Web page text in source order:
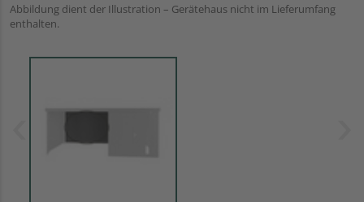
Abbildung dient der Illustration – Gerätehaus nicht im Lieferumfang
enthalten.